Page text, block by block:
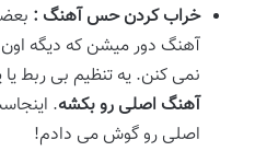
خراب کردن حس آهنگ :
آهنگ دور میشن که دیگه
نمی کنن. یه تنظیم بی ربط
آهنگ اصلی رو بکشه.
اصلی رو گوش می دادم!